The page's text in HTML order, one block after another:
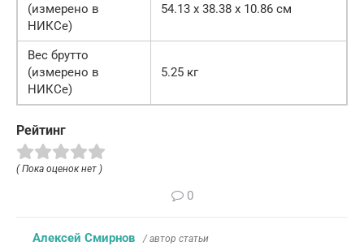
(измерено в
НИКСе)
54.13 x 38.38 x 10.86 см
Вес брутто
(измерено в
НИКСе)
5.25 кг
Рейтинг
( Пока оценок нет )
0
Алексей Смирнов / автор статьи